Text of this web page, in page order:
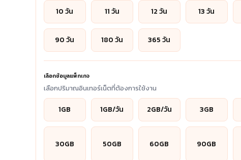
10 วัน 11 วัน 12 วัน 13 วัน
90 วัน 180 วัน 365 วัน
เลือกข้อมูลแพ็กเกจ
เลือกปริมาณอินเทอร์เน็ตที่ต้องการใช้งาน
1GB 1GB/วัน 2GB/วัน 3GB
30GB 50GB 60GB 90GB